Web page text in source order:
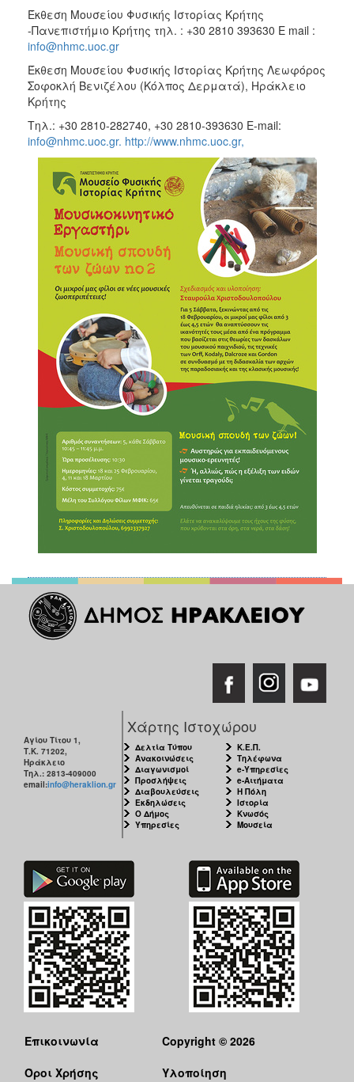
Έκθεση Μουσείου Φυσικής Ιστορίας Κρήτης
-Πανεπιστήμιο Κρήτης τηλ. : +30 2810 393630 E mail :
info@nhmc.uoc.gr
Έκθεση Μουσείου Φυσικής Ιστορίας Κρήτης Λεωφόρος
Σοφοκλή Βενιζέλου (Κόλπος Δερματά), Ηράκλειο
Κρήτης
Τηλ.: +30 2810-282740, +30 2810-393630 Ε-mail:
info@nhmc.uoc.gr. http://www.nhmc.uoc.gr,
Αγίου Τίτου 1,
Τ.Κ. 71202,
Ηράκλειο
Τηλ.: 2813-409000
email:info@heraklion.gr
Χάρτης Ιστοχώρου
Δελτία Τύπου
Ανακοινώσεις
Διαγωνισμοί
Προσλήψεις
Διαβουλεύσεις
Εκδηλώσεις
Ο Δήμος
Υπηρεσίες
Κ.Ε.Π.
Τηλέφωνα
e-Υπηρεσίες
e-Αιτήματα
Η Πόλη
Ιστορία
Κνωσός
Μουσεία
Επικοινωνία
Όροι Χρήσης
Copyright © 2026
Υλοποίηση